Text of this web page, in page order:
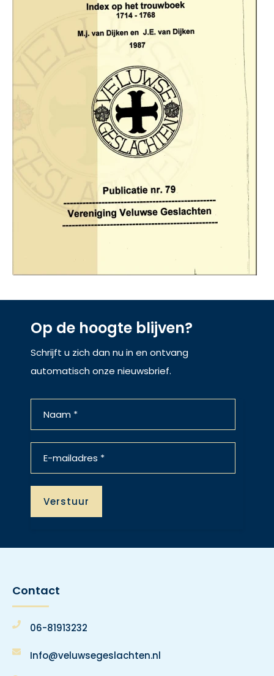
Op de hoogte blijven?
Schrijft u zich dan nu in en ontvang
automatisch onze nieuwsbrief.
Contact
06-81913232
Info@veluwsegeslachten.nl